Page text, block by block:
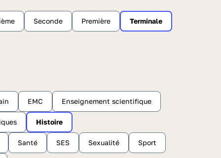
Seconde Première Terminale
EMC Enseignement scientifique
Histoire
Santé SES Sexualité Sport